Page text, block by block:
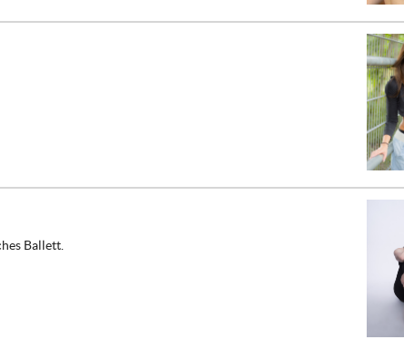
Ballett.